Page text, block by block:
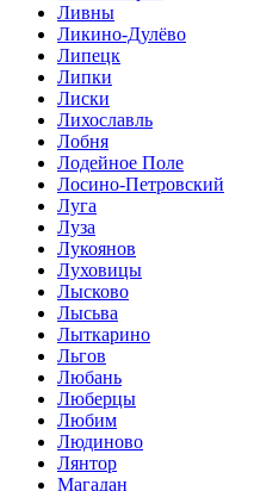
Ливны
Ликино-Дулёво
Липецк
Липки
Лиски
Лихославль
Лобня
Лодейное Поле
Лосино-Петровский
Луга
Луза
Лукоянов
Луховицы
Лысково
Лысьва
Лыткарино
Льгов
Любань
Люберцы
Любим
Людиново
Лянтор
Магадан